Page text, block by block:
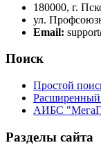
180000, г.
ул.
Email:
Поиск
Простой
АИБС
Разделы сайта